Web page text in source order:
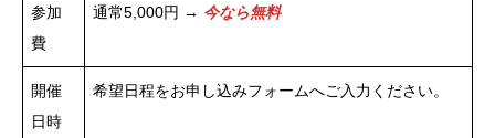
参加
費
通常5,000円 → 今なら無料
開催
日時
希望日程をお申し込みフォームへご入力ください。